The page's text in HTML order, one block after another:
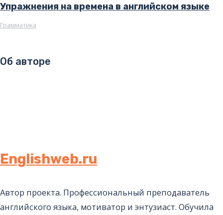
Упражнения на времена в английском языке
Грамматика
Об авторе
Englishweb.ru
Автор проекта. Профессиональный преподаватель
английского языка, мотиватор и энтузиаст. Обучила